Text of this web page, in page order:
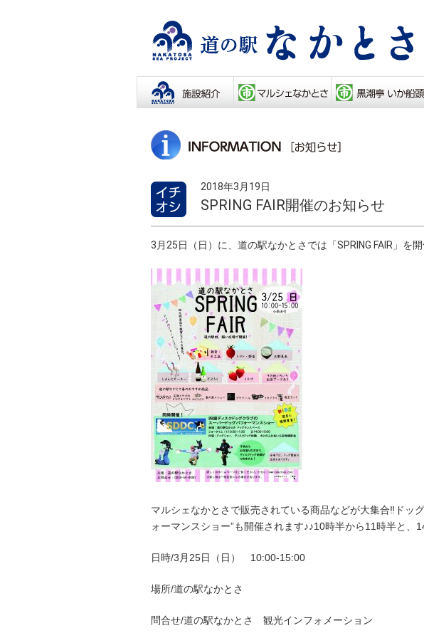
2018年3月19日
SPRING FAIR開催のお知らせ
3月25日（日）に、道の駅なかとさでは「SPRING FAIR」を
マルシェなかとさで販売されている商品などが大集合‼ドッ
ォーマンスショー”も開催されます♪♪10時半から11時半と
日時/3月25日（日） 10:00-15:00
場所/道の駅なかとさ
問合せ/道の駅なかとさ 観光インフォメーション